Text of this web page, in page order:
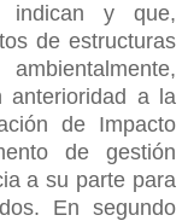
indican y que,
de estructuras
anterioridad a la
de Impacto
de gestión
a su parte para
En segundo